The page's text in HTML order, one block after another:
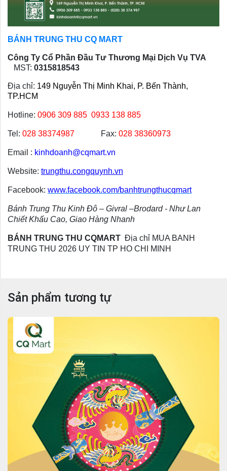
BÁNH TRUNG THU CQ MART
Công Ty Cổ Phần Đầu Tư Thương Mại Dịch Vụ TVA
MST: 0315818543
Địa chỉ: 149 Nguyễn Thị Minh Khai, P. Bến Thành,
TP.HCM
Hotline: 0906 309 885 0933 138 885
Tel: 028 38374987 Fax: 028 38360973
Email : kinhdoanh@cqmart.vn
Website: trungthu.congquynh.vn
Facebook: www.facebook.com/banhtrungthucqmart
Bánh Trung Thu Kinh Đô – Givral –Brodard - Như Lan
Chiết Khấu Cao, Giao Hàng Nhanh
BÁNH TRUNG THU CQMART Địa chỉ MUA BANH
TRUNG THU 2026 UY TIN TP HO CHI MINH
Sản phẩm tương tự